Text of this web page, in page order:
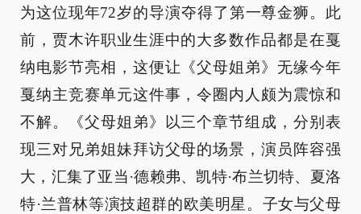
为这位现年72岁的导演夺得了第一尊金狮。此
前，贾木许职业生涯中的大多数作品都是在戛
纳电影节亮相，这便让《父母姐弟》无缘今年
戛纳主竞赛单元这件事，令圈内人颇为震惊和
不解。《父母姐弟》以三个章节组成，分别表
现三对兄弟姐妹拜访父母的场景，演员阵容强
大，汇集了亚当·德赖弗、凯特·布兰切特、夏洛
特·兰普林等演技超群的欧美明星。子女与父母